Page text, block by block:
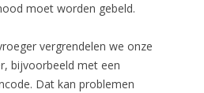
moet worden gebeld.
vergrendelen we onze
bijvoorbeeld met een
Dat kan problemen